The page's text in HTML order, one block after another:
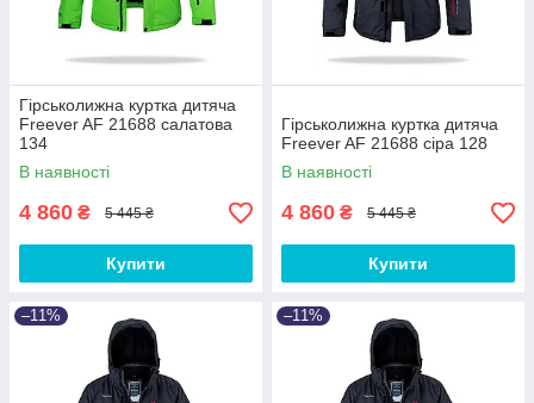
Гірськолижна куртка дитяча
Freever AF 21688 салатова
134
В наявності
4 860 ₴ 5 445 ₴
Купити
Гірськолижна куртка дитяча
Freever AF 21688 сіра 128
В наявності
4 860 ₴ 5 445 ₴
Купити
–11% –11%